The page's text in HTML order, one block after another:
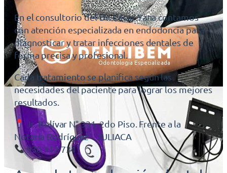
En el consultorio del Dr. César Yana contamos
con atención especializada en endodoncia para
diagnosticar y tratar infecciones dentales de
forma precisa y profesional.
Cada tratamiento se planifica según las
necesidades del paciente para lograr los mejores
resultados.
Jr. Bolívar N° 331, 2do Piso. Frente a la
Notaría Rodríguez – JULIACA
930 312 734